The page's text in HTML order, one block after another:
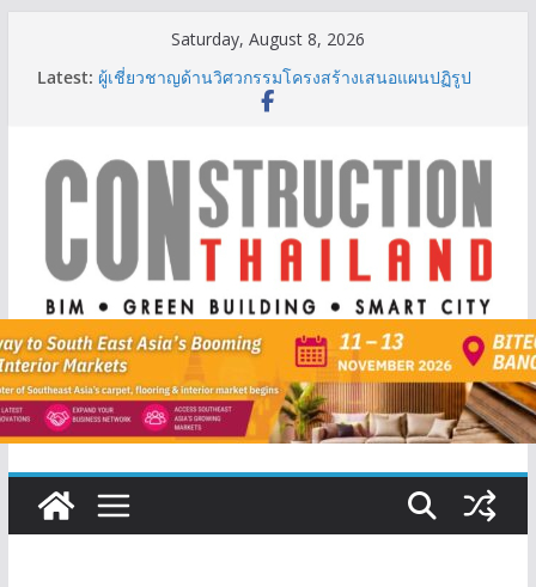
Saturday, August 8, 2026
Latest: ผู้เชี่ยวชาญด้านวิศวกรรมโครงสร้างเสนอแผนปฏิรูป
มาตรฐานตั้งแต่การออกแบบถึงการตรวจสอบอาคารไทย
เติบโต 377% ชี้ดีมานด์ภูเก็ตยังแกร่ง
BCT Expo 2026 ชูแนวคิด “Empowering Net Zero in
Construction & Mining” ขับเคลื่อนอุตสาหกรรม
ก่อสร้างและเหมืองแร่สู่สังคมคาร์บอนต่ำอย่างยั่งยืน
ลลิล พร็อพเพอร์ตี้ ก้าวสู่ปีที่ 40 ยึดลูกค้าเป็นศูนย์กลาง
IHG Hotels & Resorts เปิดตัว ฮอลิเดย์ อินน์ เอ็กซ์เพรส
อ่าวนางแห่งแรกในกระบี่